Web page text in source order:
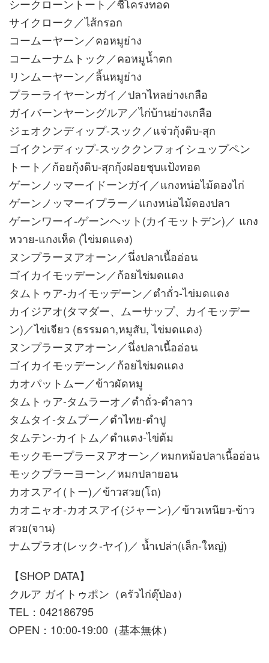
シークローントート／ซี่โครงทอด
サイクローク／ไส้กรอก
コームーヤーン／คอหมูย่าง
コームーナムトック／คอหมูน้ำตก
リンムーヤーン／ลิ้นหมูย่าง
プラーライヤーンガイ／ปลาไหลย่างเกลือ
ガイバーンヤーングルア／ไก่บ้านย่างเกลือ
ジェオクンディップ-スック／แจ่วกุ้งดิบ-สุก
ゴイクンディップ-スッククンフォイシュップペン
トート／ก้อยกุ้งดิบ-สุกกุ้งฝอยชุบแป้งทอด
ゲーンノッマーイドーンガイ／แกงหน่อไม้ดองไก่
ゲーンノッマーイプラー／แกงหน่อไม้ดองปลา
ゲーンワーイ-ゲーンヘット(カイモットデン)／ แกง
หวาย-แกงเห็ด (ไข่มดแดง)
ヌンプラーヌアオーン／นึ่งปลาเนื้ออ่อน
ゴイカイモッデーン／ก้อยไข่มดแดง
タムトゥア-カイモッデーン／ตำถั่ว-ไข่มดแดง
カイジアオ(タマダー、ムーサップ、カイモッデー
ン)／ไข่เจียว (ธรรมดา,หมูสับ, ไข่มดแดง)
ヌンプラーヌアオーン／นึ่งปลาเนื้ออ่อน
ゴイカイモッデーン／ก้อยไข่มดแดง
カオパットムー／ข้าวผัดหมู
タムトゥア-タムラーオ／ตำถั่ว-ตำลาว
タムタイ-タムプー／ตําไทย-ตำปู
タムテン-カイトム／ตำแตง-ไข่ต้ม
モックモープラーヌアオーン／หมกหม้อปลาเนื้ออ่อน
モックプラーヨーン／หมกปลายอน
カオスアイ(トー)／ข้าวสวย(โถ)
カオニャオ-カオスアイ(ジャーン)／ข้าวเหนียว-ข้าว
สวย(จาน)
ナムプラオ(レック-ヤイ)／ น้ำเปล่า(เล็ก-ใหญ่)
【SHOP DATA】
クルア ガイトゥポン（ครัวไก่ตุ๊ป่อง）
TEL：042186795
OPEN：10:00-19:00（基本無休）